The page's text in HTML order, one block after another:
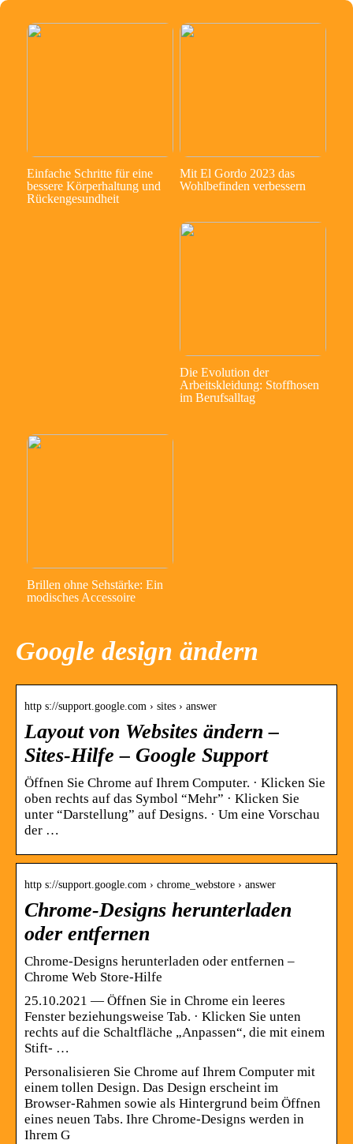
Einfache Schritte für eine
bessere Körperhaltung und
Rückengesundheit
Mit El Gordo 2023 das
Wohlbefinden verbessern
Die Evolution der
Arbeitskleidung: Stoffhosen
im Berufsalltag
Brillen ohne Sehstärke: Ein
modisches Accessoire
Google design ändern
http s://support.google.com › sites › answer
Layout von Websites ändern –
Sites-Hilfe – Google Support
Öffnen Sie Chrome auf Ihrem Computer. · Klicken Sie
oben rechts auf das Symbol “Mehr” · Klicken Sie
unter “Darstellung” auf Designs. · Um eine Vorschau
der …
http s://support.google.com › chrome_webstore › answer
Chrome-Designs herunterladen
oder entfernen
Chrome-Designs herunterladen oder entfernen –
Chrome Web Store-Hilfe
25.10.2021 — Öffnen Sie in Chrome ein leeres
Fenster beziehungsweise Tab. · Klicken Sie unten
rechts auf die Schaltfläche „Anpassen“, die mit einem
Stift- …
Personalisieren Sie Chrome auf Ihrem Computer mit
einem tollen Design. Das Design erscheint im
Browser-Rahmen sowie als Hintergrund beim Öffnen
eines neuen Tabs. Ihre Chrome-Designs werden in
Ihrem G